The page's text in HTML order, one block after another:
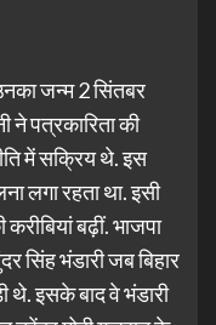
जन्म 2 सिंतबर
पत्रकारिता की
में सक्रिय थे. इस
लगा रहता था. इसी
बढ़ीं. भाजपा
सिंह भंडारी जब बिहार
इसके बाद वे भंडारी